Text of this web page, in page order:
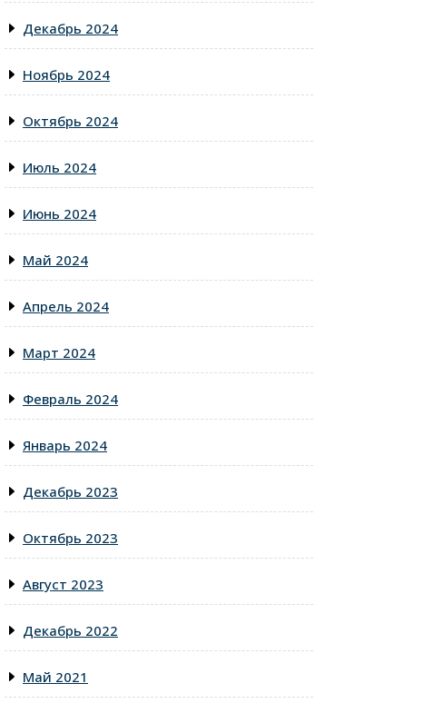
Декабрь 2024
Ноябрь 2024
Октябрь 2024
Июль 2024
Июнь 2024
Май 2024
Апрель 2024
Март 2024
Февраль 2024
Январь 2024
Декабрь 2023
Октябрь 2023
Август 2023
Декабрь 2022
Май 2021